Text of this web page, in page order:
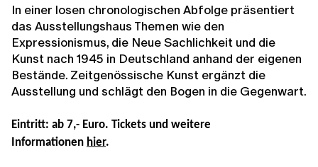
In einer losen chronologischen Abfolge präsentiert
das Ausstellungshaus Themen wie den
Expressionismus, die Neue Sachlichkeit und die
Kunst nach 1945 in Deutschland anhand der eigenen
Bestände. Zeitgenössische Kunst ergänzt die
Ausstellung und schlägt den Bogen in die Gegenwart.
Eintritt: ab 7,- Euro. Tickets und weitere
Informationen hier.